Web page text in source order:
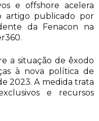
e offshore acelera
artigo publicado por
da Fenacon na
a situação de êxodo
à nova política de
2023. A medida trata
e recursos